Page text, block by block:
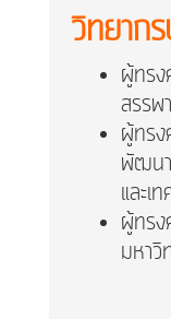
วิทยาก
ผู้ทร
สรรพ
ผู้ทร
พัฒน
และเ
ผู้ทร
มหาวิ